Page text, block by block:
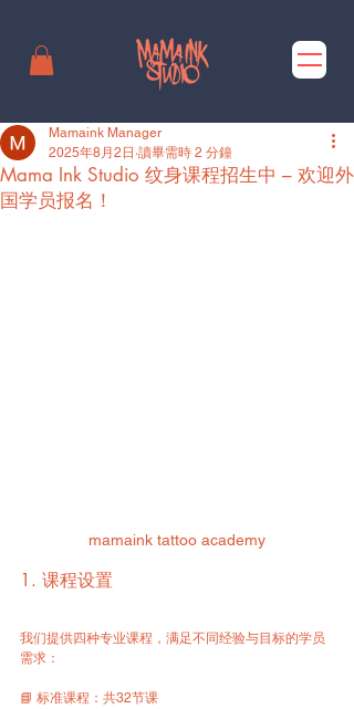
Mama Ink Studio 纹身课程招生中 – 欢迎外
国学员报名！
Mamaink Manager
2025年8月2日 讀畢需時 2 分鐘
mamaink tattoo academy
1. 课程设置
我们提供四种专业课程，满足不同经验与目标的学员
需求：
📘 标准课程：共32节课